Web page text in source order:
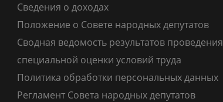
Сведения о доходах
Положение о Совете народных депутатов
Сводная ведомость результатов проведения
специальной оценки условий труда
Политика обработки персональных данных
Регламент Совета народных депутатов